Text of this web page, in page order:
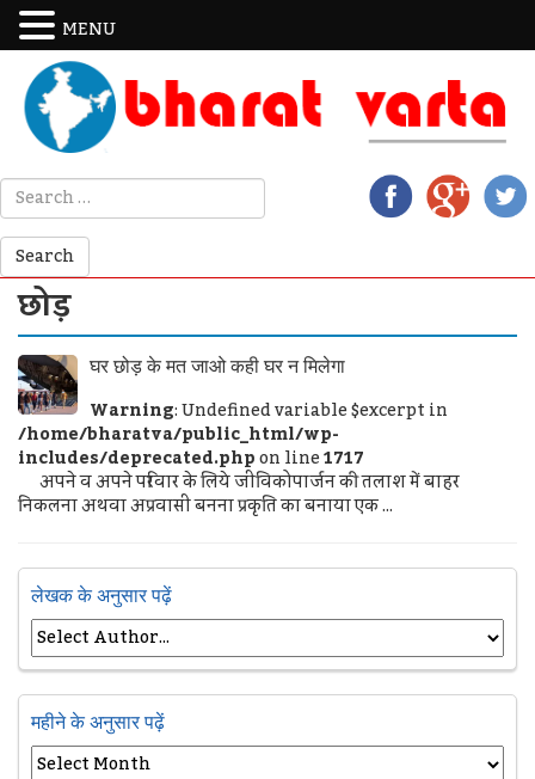
छोड़
घर छोड़ के मत जाओ कही घर न मिलेगा
Warning: Undefined variable $excerpt in
/home/bharatva/public_html/wp-
includes/deprecated.phpon line1717
अपने व अपने परिवार के लिये जीविकोपार्जन की तलाश में बाहर
निकलना अथवा अप्रवासी बनना प्रकृति का बनाया एक ...
लेखक के अनुसार पढ़ें
महीने के अनुसार पढ़ें
MENU